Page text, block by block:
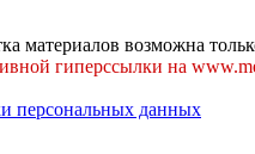
материалов возможна
гиперссылки на
персональных данных